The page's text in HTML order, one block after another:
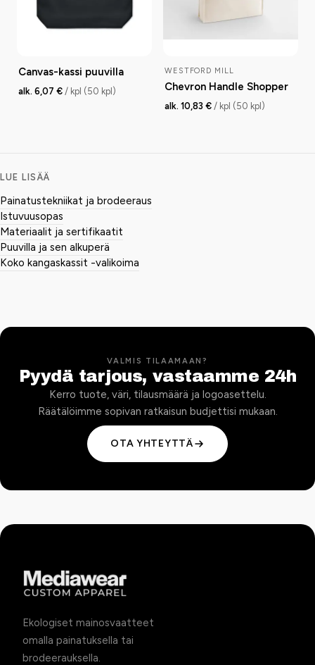
Canvas-kassi puuvilla
alk. 6,07 € / kpl (50 kpl)
WESTFORD MILL
Chevron Handle Shopper
alk. 10,83 € / kpl (50 kpl)
LUE LISÄÄ
Painatustekniikat ja brodeeraus
Istuvuusopas
Materiaalit ja sertifikaatit
Puuvilla ja sen alkuperä
Koko kangaskassit -valikoima
VALMIS TILAAMAAN?
Pyydä tarjous, vastaamme 24h
Kerro tuote, väri, tilausmäärä ja logoasettelu.
Räätälöimme sopivan ratkaisun budjettisi mukaan.
OTA YHTEYTTÄ
Ekologiset mainosvaatteet
omalla painatuksella tai
brodeerauksella.